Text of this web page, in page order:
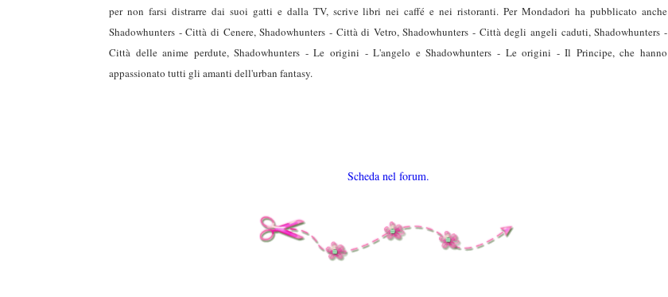
per non farsi distrarre dai suoi gatti e dalla TV, scrive libri nei caffé e nei ristoranti. Per Mondadori ha pubblicato anche
Shadowhunters - Città di Cenere, Shadowhunters - Città di Vetro, Shadowhunters - Città degli angeli caduti, Shadowhunters -
Città delle anime perdute, Shadowhunters - Le origini - L'angelo e Shadowhunters - Le origini - Il Principe, che hanno
appassionato tutti gli amanti dell'urban fantasy.
Scheda nel forum.